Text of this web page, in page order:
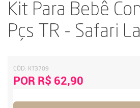
Kit Para Bebê
Pçs TR - Safari
CÓD: KT3709
POR R$ 62,90